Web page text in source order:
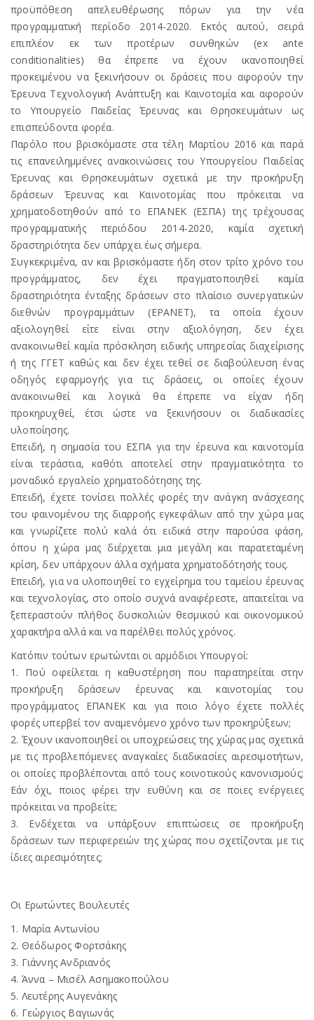
προϋπόθεση απελευθέρωσης πόρων για την νέα
προγραμματική περίοδο 2014-2020. Εκτός αυτού, σειρά
επιπλέον εκ των προτέρων συνθηκών (ex ante
conditionalities) θα έπρεπε να έχουν ικανοποιηθεί
προκειμένου να ξεκινήσουν οι δράσεις που αφορούν την
Έρευνα Τεχνολογική Ανάπτυξη και Καινοτομία και αφορούν
το Υπουργείο Παιδείας Έρευνας και Θρησκευμάτων ως
επισπεύδοντα φορέα.
Παρόλο που βρισκόμαστε στα τέλη Μαρτίου 2016 και παρά
τις επανειλημμένες ανακοινώσεις του Υπουργείου Παιδείας
Έρευνας και Θρησκευμάτων σχετικά με την προκήρυξη
δράσεων Έρευνας και Καινοτομίας που πρόκειται να
χρηματοδοτηθούν από το ΕΠΑΝΕΚ (ΕΣΠΑ) της τρέχουσας
προγραμματικής περιόδου 2014-2020, καμία σχετική
δραστηριότητα δεν υπάρχει έως σήμερα.
Συγκεκριμένα, αν και βρισκόμαστε ήδη στον τρίτο χρόνο του
προγράμματος, δεν έχει πραγματοποιηθεί καμία
δραστηριότητα ένταξης δράσεων στο πλαίσιο συνεργατικών
διεθνών προγραμμάτων (ΕΡΑΝΕΤ), τα οποία έχουν
αξιολογηθεί είτε είναι στην αξιολόγηση, δεν έχει
ανακοινωθεί καμία πρόσκληση ειδικής υπηρεσίας διαχείρισης
ή της ΓΓΕΤ καθώς και δεν έχει τεθεί σε διαβούλευση ένας
οδηγός εφαρμογής για τις δράσεις, οι οποίες έχουν
ανακοινωθεί και λογικά θα έπρεπε να είχαν ήδη
προκηρυχθεί, έτσι ώστε να ξεκινήσουν οι διαδικασίες
υλοποίησης.
Επειδή, η σημασία του ΕΣΠΑ για την έρευνα και καινοτομία
είναι τεράστια, καθότι αποτελεί στην πραγματικότητα το
μοναδικό εργαλείο χρηματοδότησης της.
Επειδή, έχετε τονίσει πολλές φορές την ανάγκη ανάσχεσης
του φαινομένου της διαρροής εγκεφάλων από την χώρα μας
και γνωρίζετε πολύ καλά ότι ειδικά στην παρούσα φάση,
όπου η χώρα μας διέρχεται μια μεγάλη και παρατεταμένη
κρίση, δεν υπάρχουν άλλα σχήματα χρηματοδότησής τους.
Επειδή, για να υλοποιηθεί το εγχείρημα του ταμείου έρευνας
και τεχνολογίας, στο οποίο συχνά αναφέρεστε, απαιτείται να
ξεπεραστούν πλήθος δυσκολιών θεσμικού και οικονομικού
χαρακτήρα αλλά και να παρέλθει πολύς χρόνος.
Κατόπιν τούτων ερωτώνται οι αρμόδιοι Υπουργοί:
1. Πού οφείλεται η καθυστέρηση που παρατηρείται στην
προκήρυξη δράσεων έρευνας και καινοτομίας του
προγράμματος ΕΠΑΝΕΚ και για ποιο λόγο έχετε πολλές
φορές υπερβεί τον αναμενόμενο χρόνο των προκηρύξεων;
2. Έχουν ικανοποιηθεί οι υποχρεώσεις της χώρας μας σχετικά
με τις προβλεπόμενες αναγκαίες διαδικασίες αιρεσιμοτήτων,
οι οποίες προβλέπονται από τους κοινοτικούς κανονισμούς;
Εάν όχι, ποιος φέρει την ευθύνη και σε ποιες ενέργειες
πρόκειται να προβείτε;
3. Ενδέχεται να υπάρξουν επιπτώσεις σε προκήρυξη
δράσεων των περιφερειών της χώρας που σχετίζονται με τις
ίδιες αιρεσιμότητες;
Οι Ερωτώντες Βουλευτές
1. Μαρία Αντωνίου
2. Θεόδωρος Φορτσάκης
3. Γιάννης Ανδριανός
4. Άννα – Μισέλ Ασημακοπούλου
5. Λευτέρης Αυγενάκης
6. Γεώργιος Βαγιωνάς